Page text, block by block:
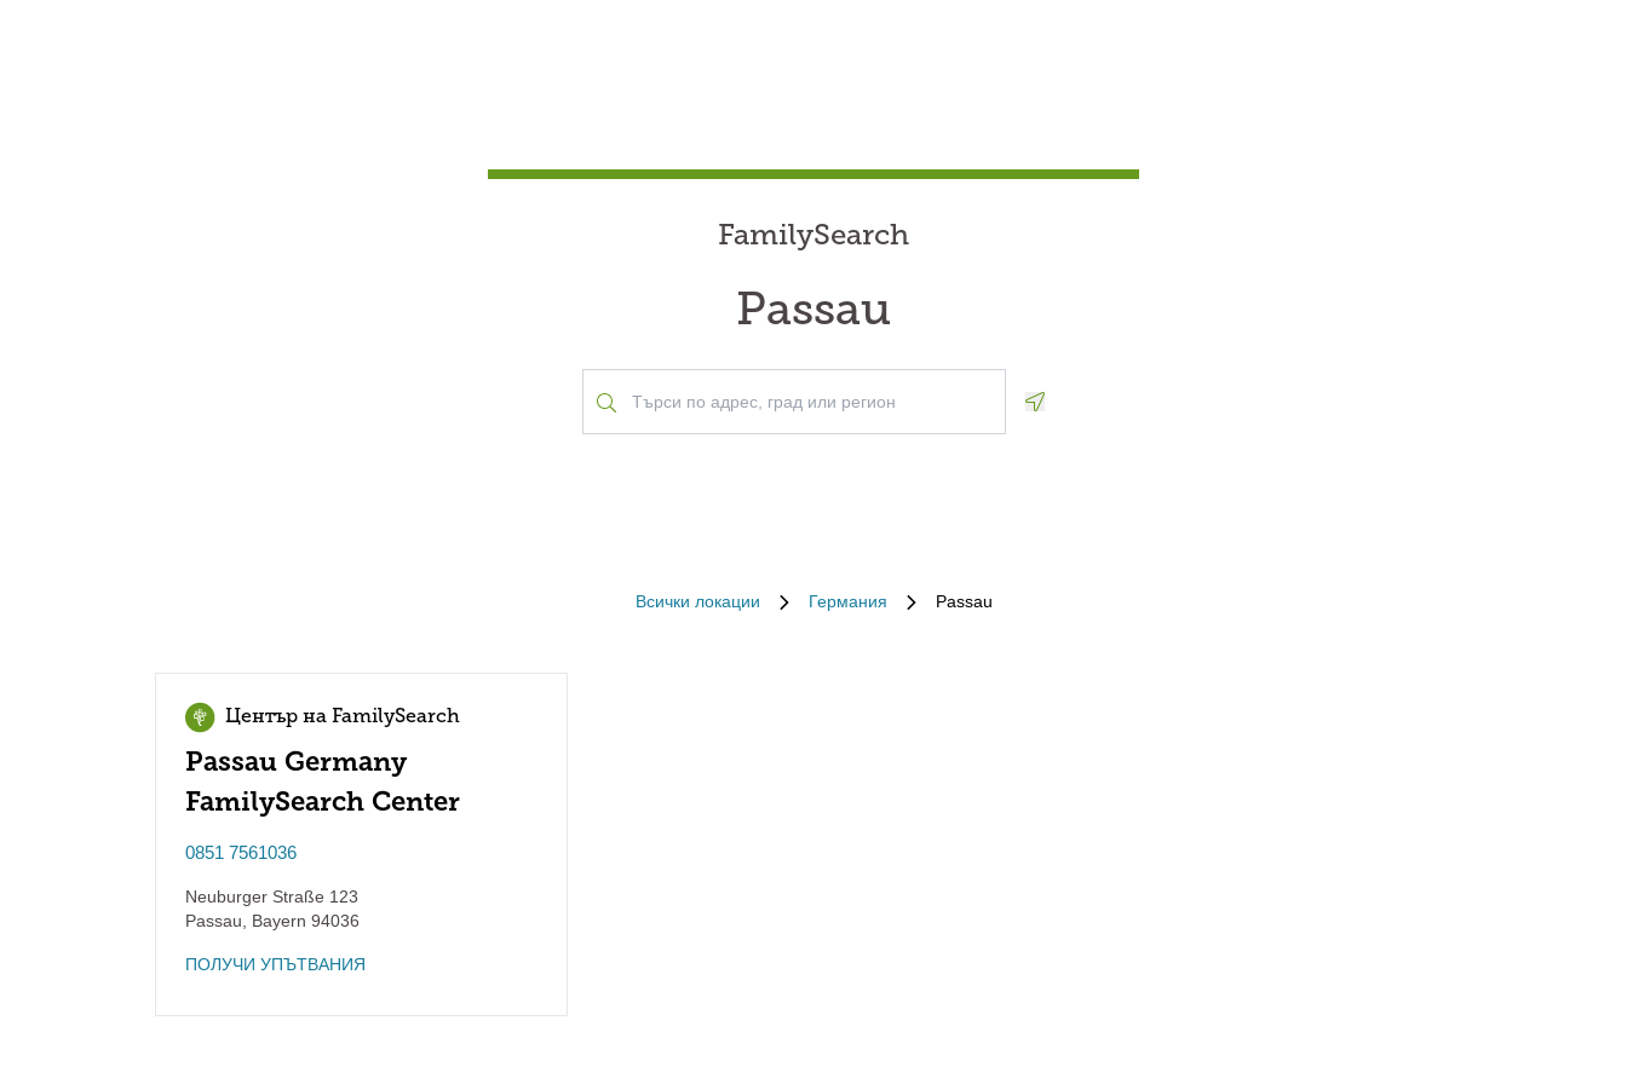
FamilySearch
Passau
Всички локации Германия Passau
Център на FamilySearch
Passau Germany
FamilySearch Center
0851 7561036
Neuburger Straße 123
Passau
Bayern 94036
ПОЛУЧИ УПЪТВАНИЯ